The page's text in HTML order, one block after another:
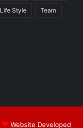
Life Style Team
Website Developed